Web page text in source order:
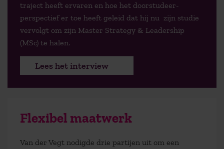
traject heeft ervaren en hoe het doorstudeer-
perspectief er toe heeft geleid dat hij nu zijn studie
vervolgt om zijn Master Strategy & Leadership
(MSc) te halen.
Lees het interview
Flexibel maatwerk
Van der Vegt nodigde drie partijen uit om een